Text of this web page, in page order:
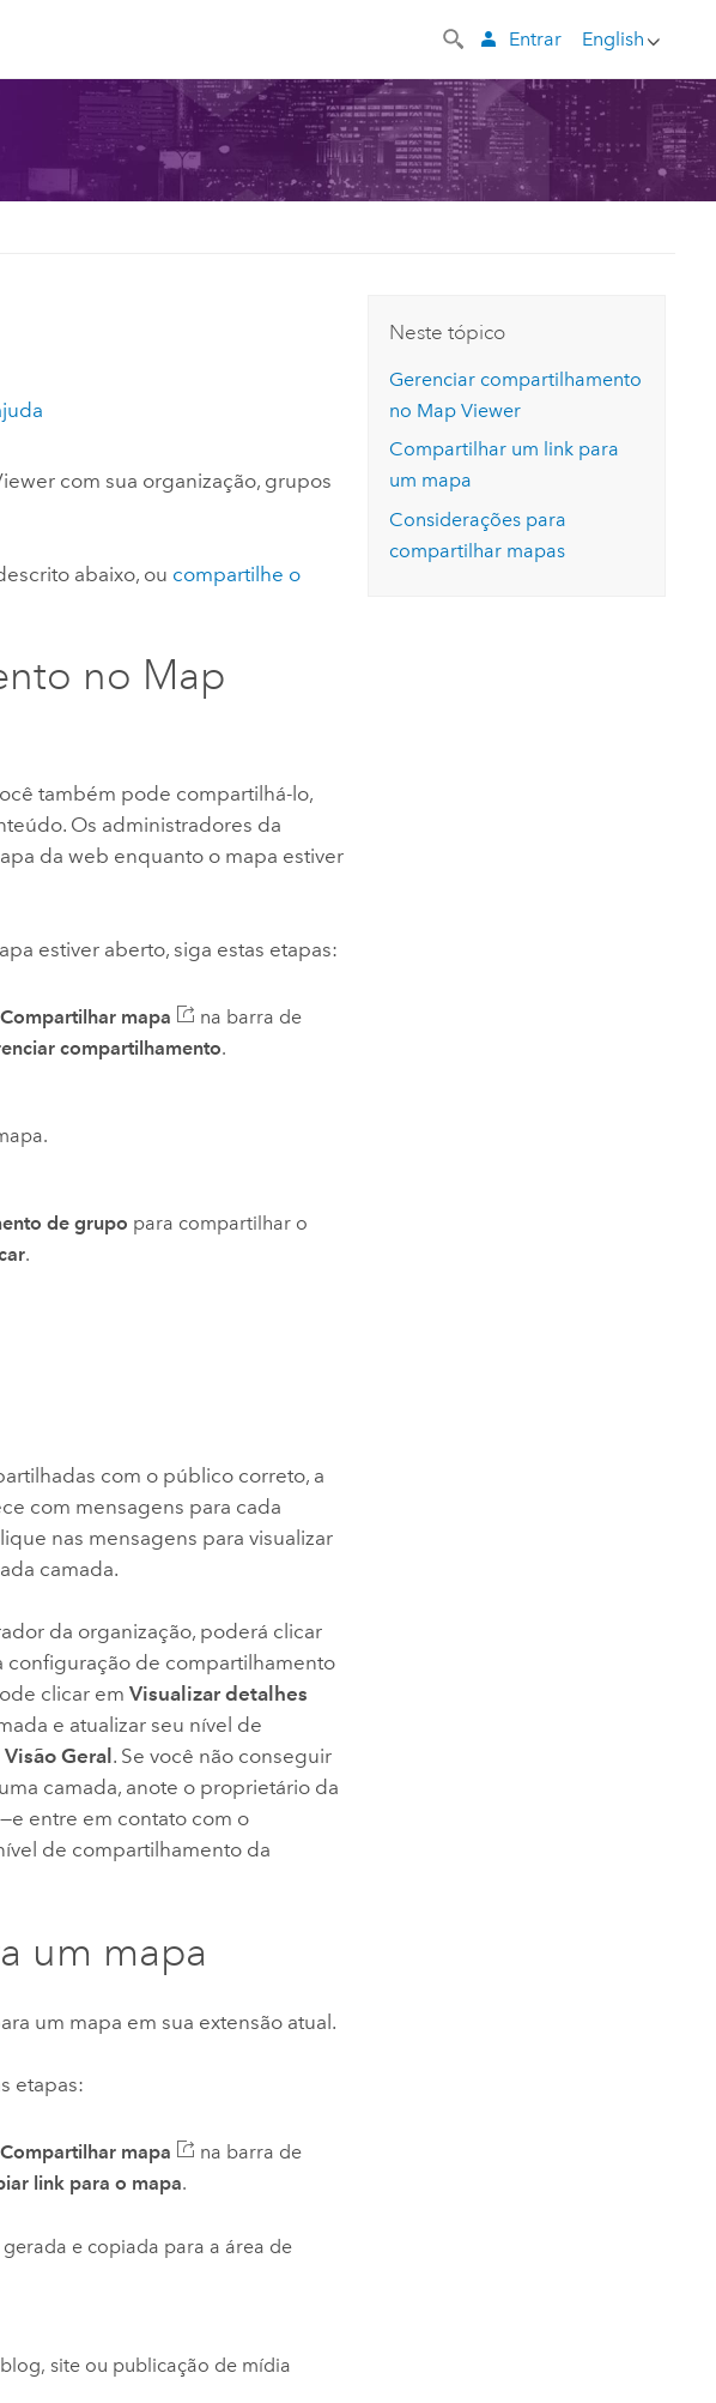
English
Entrar
com sua organização, grupos
abaixo, ou compartilhe o
no Map
também pode compartilhá-lo,
Os administradores da
da web enquanto o mapa estiver
estiver aberto, siga estas etapas:
Compartilhar mapa
na barra de
compartilhamento.
de grupo para compartilhar o
.
com o público correto, a
com mensagens para cada
nas mensagens para visualizar
camada.
da organização, poderá clicar
configuração de compartilhamento
clicar emVisualizar detalhes
e atualizar seu nível de
Visão Geral . Se você não conseguir
camada, anote o proprietário da
entre em contato com o
de compartilhamento da
um mapa
um mapa em sua extensão atual.
etapas:
Compartilhar mapa
na barra de
link para o mapa.
e copiada para a área de
site ou publicação de mídia
Neste tópico
Gerenciar compartilhamento
no Map Viewer
Compartilhar um link para
um mapa
Considerações para
compartilhar mapas